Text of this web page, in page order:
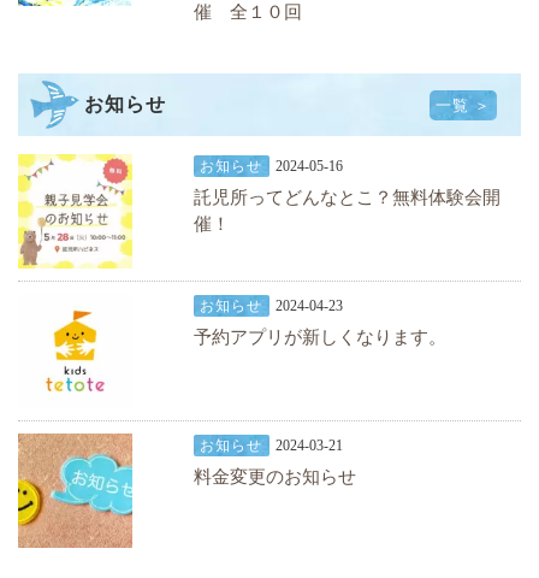
催 全１０回
お知らせ 一覧 ＞
お知らせ 2024-05-16
託児所ってどんなとこ？無料体験会開
催！
お知らせ 2024-04-23
予約アプリが新しくなります。
お知らせ 2024-03-21
料金変更のお知らせ